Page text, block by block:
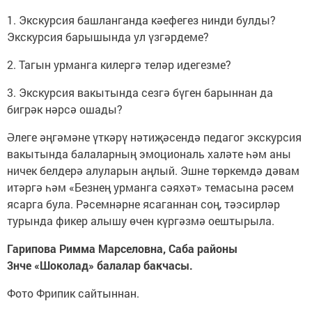
1. Экскурсия башланганда кәефегез нинди булды?
Экскурсия барышында ул үзгәрдеме?
2. Тагын урманга килергә теләр идегезме?
3. Экскурсия вакытында сезгә бүген барыннан да
бигрәк нәрсә ошады?
Әлеге әңгәмәне үткәрү нәтиҗәсендә педагог экскурсия
вакытында балаларның эмоциональ халәте һәм аны
ничек белдерә алуларын аңлый. Эшне төркемдә дәвам
итәргә һәм «Безнең урманга сәяхәт» темасына рәсем
ясарга була. Рәсемнәрне ясаганнан соң, тәэсирләр
турында фикер алышу өчен күргәзмә оештырыла.
Гарипова Римма Марселовна, Саба районы
3нче «Шоколад» балалар бакчасы.
Фото Фрипик сайтыннан.